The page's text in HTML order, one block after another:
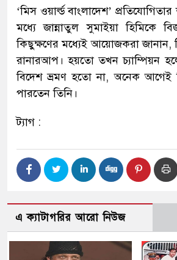
‘মিস ওয়ার্ল্ড বাংলাদেশ’
মধ্যে জান্নাতুল সুমাইয়া হিমিকে
কিছুক্ষণের মধ্যেই আয়োজকরা জানান,
রানারআপ। হয়তো তখন চ্যাম্পিয়ন
বিদেশ ভ্রমণ হতো না, অনেক আগেই
পারতেন তিনি।
ট্যাগ :
এ ক্যাটাগরির আরো নিউজ